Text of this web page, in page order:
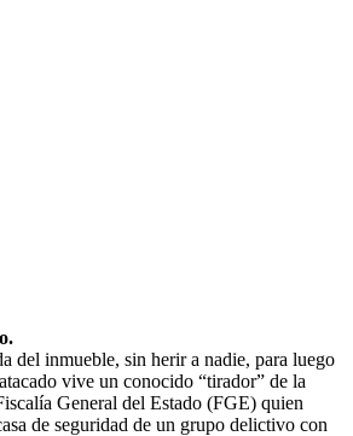
del inmueble, sin herir a nadie, para luego
vive un conocido “tirador” de la
General del Estado (FGE) quien
de seguridad de un grupo delictivo con